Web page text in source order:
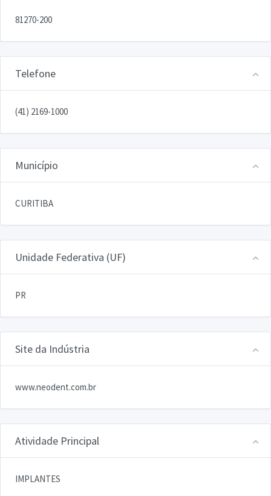
81270-200
Telefone
(41) 2169-1000
Município
CURITIBA
Unidade Federativa (UF)
PR
Site da Indústria
www.neodent.com.br
Atividade Principal
IMPLANTES